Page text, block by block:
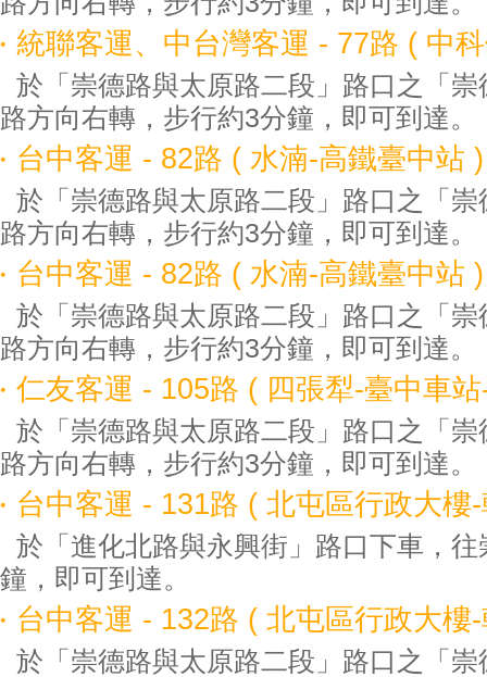
統聯客運、中台灣客運 - 77路 ( 中
於「崇德路與太原路二段」路口之「
路方向右轉，步行約3分鐘，即可到達。
台中客運 - 82路 ( 水湳-高鐵臺中站 )
於「崇德路與太原路二段」路口之「
路方向右轉，步行約3分鐘，即可到達。
台中客運 - 82路 ( 水湳-高鐵臺中站 )
於「崇德路與太原路二段」路口之「
路方向右轉，步行約3分鐘，即可到達。
仁友客運 - 105路 ( 四張犁-臺中車
於「崇德路與太原路二段」路口之「
路方向右轉，步行約3分鐘，即可到達。
台中客運 - 131路 ( 北屯區行政大樓
於「進化北路與永興街」路口下車，
鐘，即可到達。
台中客運 - 132路 ( 北屯區行政大樓
於「崇德路與太原路二段」路口之「